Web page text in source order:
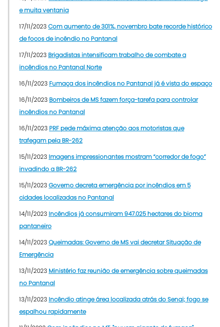
e muita ventania
17/11/2023Com aumento de 301%, novembro bate recorde histórico
de focos de incêndio no Pantanal
17/11/2023 Brigadistas intensificam trabalho de combate a
incêndios no Pantanal Norte
16/11/2023 Fumaça dos incêndios no Pantanal já é vista do espaço
16/11/2023 Bombeiros de MS fazem força-tarefa para controlar
incêndios no Pantanal
16/11/2023 PRF pede máxima atenção aos motoristas que
trafegam pela BR-262
15/11/2023 Imagens impressionantes mostram “corredor de fogo”
invadindo a BR-262
15/11/2023Governo decreta emergência por incêndios em 5
cidades localizadas no Pantanal
14/11/2023 Incêndios já consumiram 947.025 hectares do bioma
pantaneiro
14/11/2023Queimadas: Governo de MS vai decretar Situação de
Emergência
13/11/2023 Ministério faz reunião de emergência sobre queimadas
no Pantanal
13/11/2023 Incêndio atinge área localizada atrás do Senai; fogo se
espalhou rapidamente